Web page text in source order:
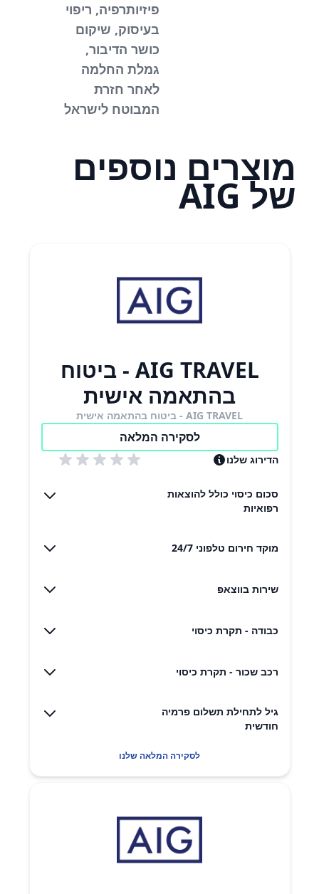
פיזיותרפיה, ריפוי
בעיסוק, שיקום
כושר הדיבור,
גמלת החלמה
לאחר חזרת
המבוטח לישראל
מוצרים נוספים
של AIG
AIG TRAVEL - ביטוח
בהתאמה אישית
AIG TRAVEL - ביטוח בהתאמה אישית
לסקירה המלאה
הדירוג שלנו
סכום כיסוי כולל להוצאות
רפואיות
מוקד חירום טלפוני 24/7
שירות בווצאפ
כבודה - תקרת כיסוי
רכב שכור - תקרת כיסוי
גיל לתחילת תשלום פרמיה
חודשית
לסקירה המלאה שלנו